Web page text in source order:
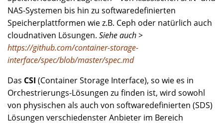
NAS-Systemen bis hin zu softwaredefinierten
Speicherplattformen wie z.B. Ceph oder natürlich auch
cloudnativen Lösungen. Siehe auch >
https://github.com/container-storage-
interface/spec/blob/master/spec.md
Das CSI (Container Storage Interface), so wie es in
Orchestrierungs-Lösungen zu finden ist, wird sowohl
von physischen als auch von softwaredefinierten (SDS)
Lösungen verschiedenster Anbieter im Bereich